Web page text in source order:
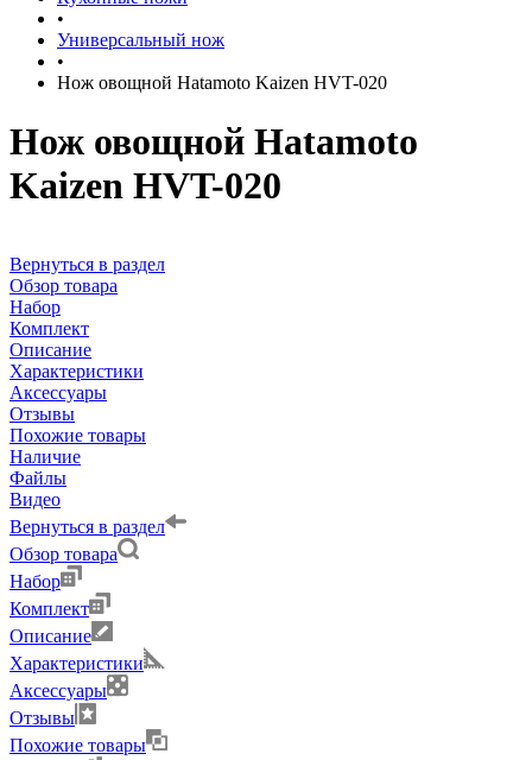
•
Универсальный нож
•
Нож овощной Hatamoto Kaizen HVT-020
Нож овощной Hatamoto
Kaizen HVT-020
Вернуться в раздел
Обзор товара
Набор
Комплект
Описание
Характеристики
Аксессуары
Отзывы
Похожие товары
Наличие
Файлы
Видео
Вернуться в раздел
Обзор товара
Набор
Комплект
Описание
Характеристики
Аксессуары
Отзывы
Похожие товары